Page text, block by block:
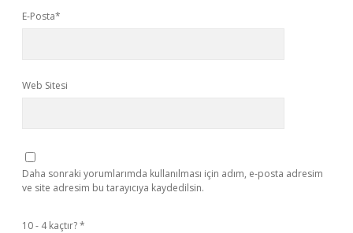
E-Posta*
Web Sitesi
Daha sonraki yorumlarımda kullanılması için adım, e-posta adresim
ve site adresim bu tarayıcıya kaydedilsin.
10 - 4 kaçtır?*